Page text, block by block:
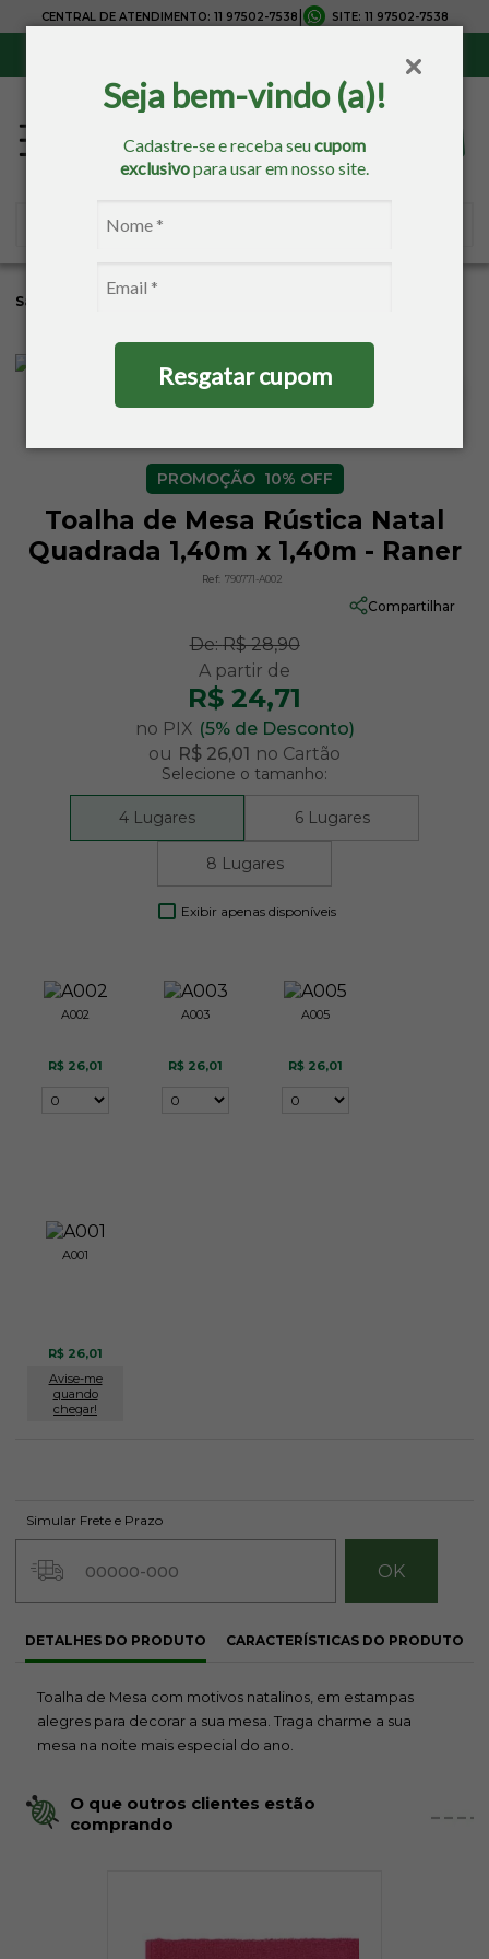
Seja bem-vindo (a)!
Cadastre-se e receba seucupom
exclusivopara usar em nosso site.
Resgatar cupom
CENTRAL DE ATENDIMENTO: 11 97502-7538 SITE: 11 97502-7538
Sacaria
10% OFF
Toalha de Mesa Rústica Natal
Quadrada 1,40m x 1,40m - Raner
Ref: 790771-A002
Compartilhar
De:R$ 28,90
R$ 24,71
no PIX (5% de Desconto)
ou R$ 26,01 no Cartão
Selecione o tamanho:
4 Lugares 6 Lugares
8 Lugares
Exibir apenas disponíveis
A002
R$ 26,01
A003
R$ 26,01
A005
R$ 26,01
A001
R$ 26,01
Avise-me
quando
chegar!
Simular Frete e Prazo
DETALHES DO PRODUTO CARACTERÍSTICAS DO PRODUTO
Toalha de Mesa com motivos natalinos, em estampas
alegres para decorar a sua mesa. Traga charme a sua
mesa na noite mais especial do ano.
O que outros clientes estão
comprando